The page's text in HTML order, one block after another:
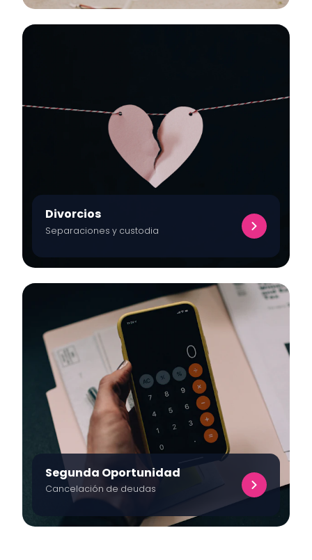
Divorcios
Separaciones y custodia
Segunda Oportunidad
Cancelación de deudas